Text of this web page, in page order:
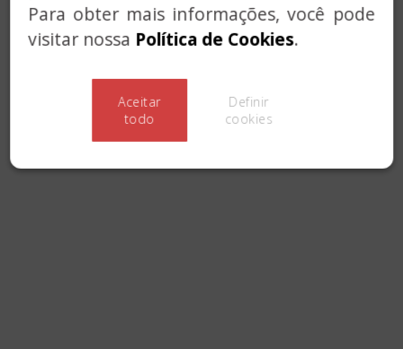
Para obter mais informações, você pode
visitar nossa Política de Cookies.
Aceitar
todo
Definir
cookies